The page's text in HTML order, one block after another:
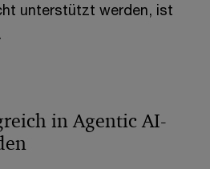
unterstützt werden, ist
in Agentic AI-